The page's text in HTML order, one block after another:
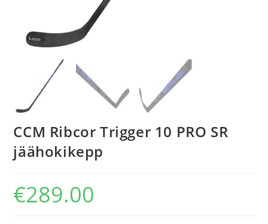
CCM Ribcor Trigger 10 PRO SR
jäähokikepp
€289.00